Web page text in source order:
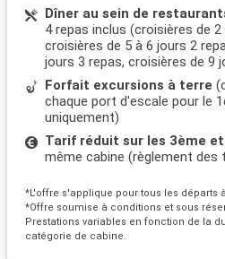
Dîner au sein de
4 repas inclus (croisières de
croisières de 5 à 6 jours 2
jours 3 repas, croisières de 9
Forfait excursions à terre
chaque port d'escale pour le
uniquement)
Tarif réduit sur les 3ème
même cabine (règlement des
*L'offre s'applique pour tous les départs
*Offre soumise à conditions et sous
Prestations variables en fonction de la
catégorie de cabine.